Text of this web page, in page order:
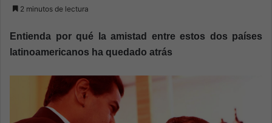
d
a
e
m
a
2 minutos de lectura
Entienda por qué la amistad entre estos dos países
latinoamericanos ha quedado atrás